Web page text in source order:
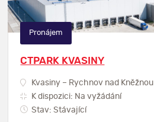
CTPARK KVASINY
Kvasiny – Rychnov nad Kněžnou
K dispozici: Na vyžádání
Stav: Stávající
Pronájem